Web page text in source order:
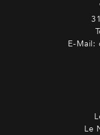
E-Mail:
Le